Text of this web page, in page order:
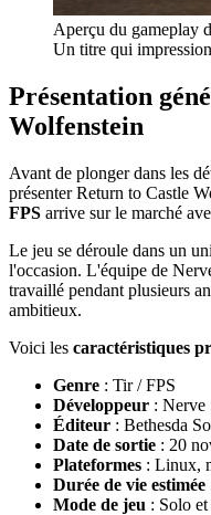
Aperçu du gameplay
Un titre qui
Présentation
Wolfenstein
Avant de plonger dans les
présenter Return to Castle
FPS arrive sur le marché
Le jeu se déroule dans un
l'occasion. L'équipe de
travaillé pendant plusieurs
ambitieux.
Voici les caractéristiques
Genre : Tir / FPS
Développeur : Nerve
Éditeur : Bethesda
Date de sortie : 20
Plateformes : Linux,
Durée de vie estimée
Mode de jeu : Solo